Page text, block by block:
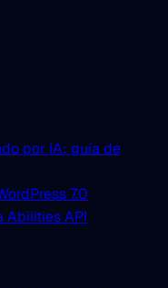
por IA: guía de
7.0
Abilities API